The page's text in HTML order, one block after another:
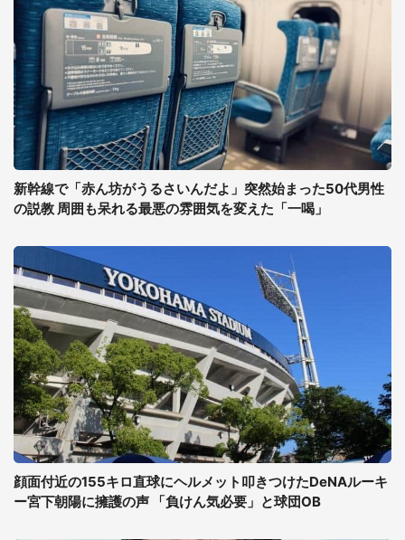
新幹線で「赤ん坊がうるさいんだよ」突然始まった50代男性
の説教 周囲も呆れる最悪の雰囲気を変えた「一喝」
顔面付近の155キロ直球にヘルメット叩きつけたDeNAルーキ
ー宮下朝陽に擁護の声 「負けん気必要」と球団OB